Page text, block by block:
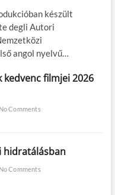
készült
degli Autori
angol nyelvű…
kedvenc filmjei 2026
No Comments
hidratálásban
No Comments